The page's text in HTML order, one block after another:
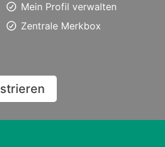
Mein Profil verwalten
Zentrale Merkbox